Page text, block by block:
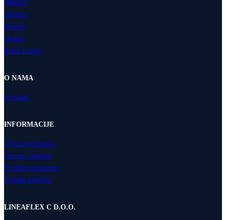
Madraci
Podnice
Kreveti
Dodaci
Relax Fotelje
O NAMA
Kontakti
INFORMACIJE
Uvjeti poslovanja
Povrati i dostava
Politika privatnosti
Politika kolačića
LINEAFLEX C D.O.O.